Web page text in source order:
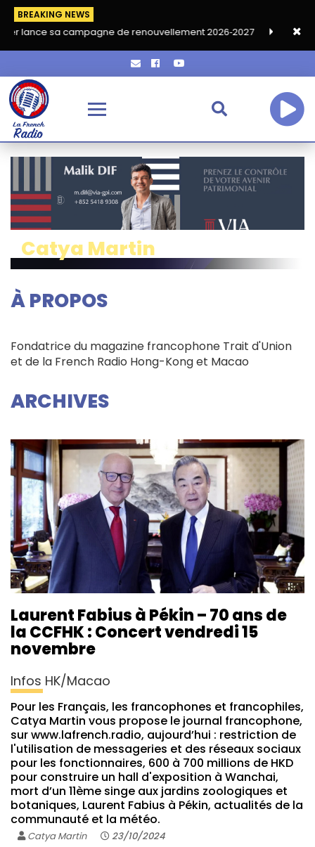
BREAKING NEWS
de renouvellement 2026‑2027 Grand café de rentrée
Catya Martin
À PROPOS
Fondatrice du magazine francophone Trait d'Union
et de la French Radio Hong-Kong et Macao
ARCHIVES
Laurent Fabius à Pékin – 70 ans de
la CCFHK : Concert vendredi 15
novembre
Infos HK/Macao
Pour les Français, les francophones et francophiles,
Catya Martin vous propose le journal francophone,
sur www.lafrench.radio, aujourd’hui : restriction de
l'utilisation de messageries et des réseaux sociaux
pour les fonctionnaires, 600 à 700 millions de HKD
pour construire un hall d'exposition à Wanchai,
mort d’un 11ème singe aux jardins zoologiques et
botaniques, Laurent Fabius à Pékin, actualités de la
communauté et la météo.
Catya Martin 23/10/2024